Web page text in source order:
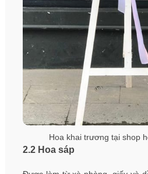
Hoa khai trương tại shop
2.2 Hoa sáp